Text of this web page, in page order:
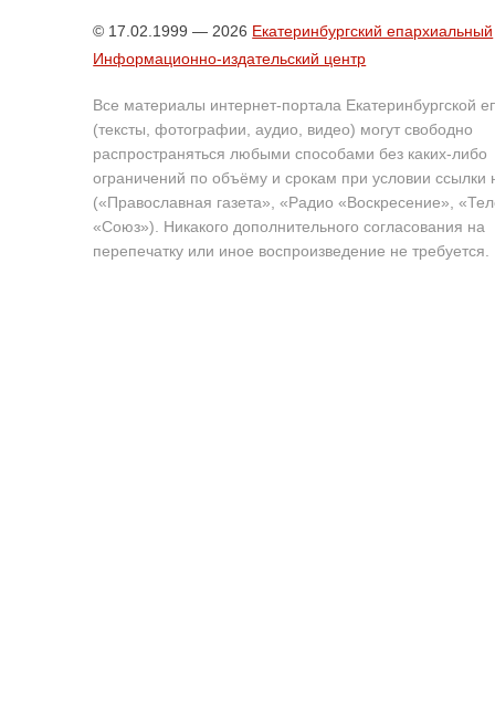
© 17.02.1999 — 2026 Екатеринбургский епархиальный
Информационно-издательский центр
Все материалы интернет-портала Екатеринбургской
(тексты, фотографии, аудио, видео) могут свободно
распространяться любыми способами без каких-либо
ограничений по объёму и срокам при условии ссылки
(«Православная газета», «Радио «Воскресение»,
«Союз»). Никакого дополнительного согласования на
перепечатку или иное воспроизведение не требуется.